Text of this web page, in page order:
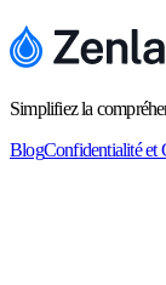
Simplifiez la
BlogConfidentialité et